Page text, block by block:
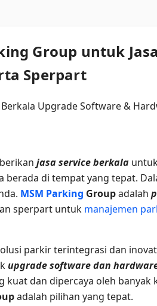
Group untuk
Sperpart
jasa service berkala
di tempat yang tepat.
MSM Parking Groupadalah
sperpart untuk manajemen
parkir terintegrasi dan
upgrade software dan
dan dipercaya oleh banyak
adalah pilihan yang tepat.